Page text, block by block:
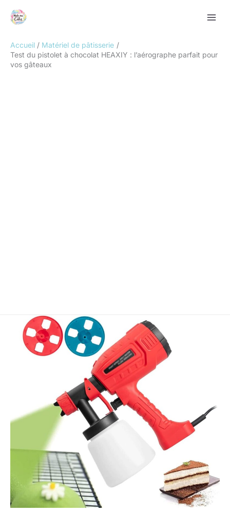
Accueil
Matériel de pâtisserie
Test du pistolet à chocolat HEAXIY : l’aérographe parfait pour
vos gâteaux